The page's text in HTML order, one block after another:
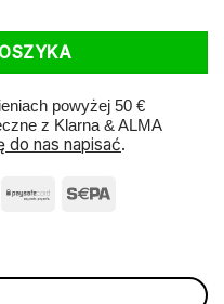
powyżej 50 €
z Klarna & ALMA
do nas napisać.